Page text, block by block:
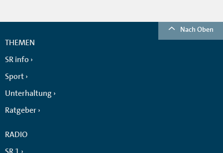
Nach Oben
THEMEN
SR info
Sport
Unterhaltung
Ratgeber
RADIO